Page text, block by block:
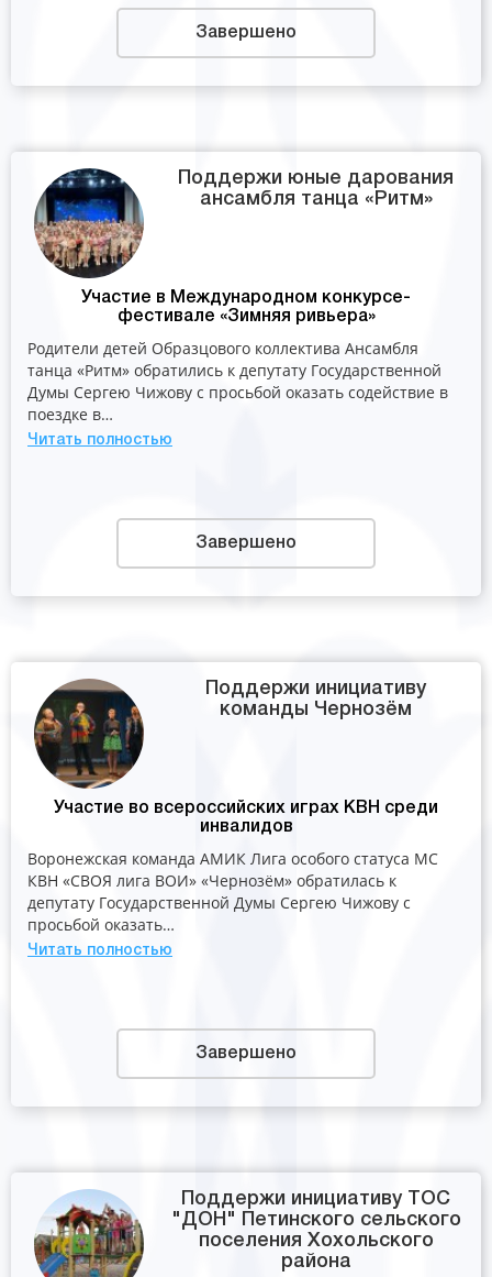
Завершено
Поддержи юные дарования
ансамбля танца «Ритм»
Участие в Международном конкурсе-
фестивале «Зимняя ривьера»
Родители детей Образцового коллектива Ансамбля
танца «Ритм» обратились к депутату Государственной
Думы Сергею Чижову с просьбой оказать содействие в
поездке в…
Читать полностью
Завершено
Поддержи инициативу
команды Чернозём
Участие во всероссийских играх КВН среди
инвалидов
Воронежская команда АМИК Лига особого статуса МС
КВН «СВОЯ лига ВОИ» «Чернозём» обратилась к
депутату Государственной Думы Сергею Чижову с
просьбой оказать…
Читать полностью
Завершено
Поддержи инициативу ТОС
"ДОН" Петинского сельского
поселения Хохольского
района